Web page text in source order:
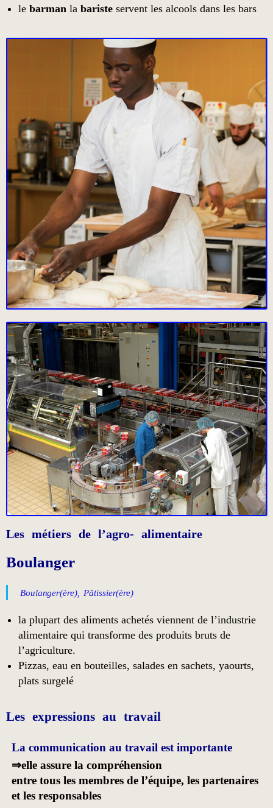
le barman la bariste servent les alcools dans les bars
Les métiers de l’agro- alimentaire
Boulanger
Boulanger(ère), Pâtissier(ère)
la plupart des aliments achetés viennent de l’industrie
alimentaire qui transforme des produits bruts de
l’agriculture.
Pizzas, eau en bouteilles, salades en sachets, yaourts,
plats surgelé
Les expressions au travail
La communication au travail est importante
⇒elle assure la compréhension
entre tous les membres de l’équipe, les partenaires
et les responsables